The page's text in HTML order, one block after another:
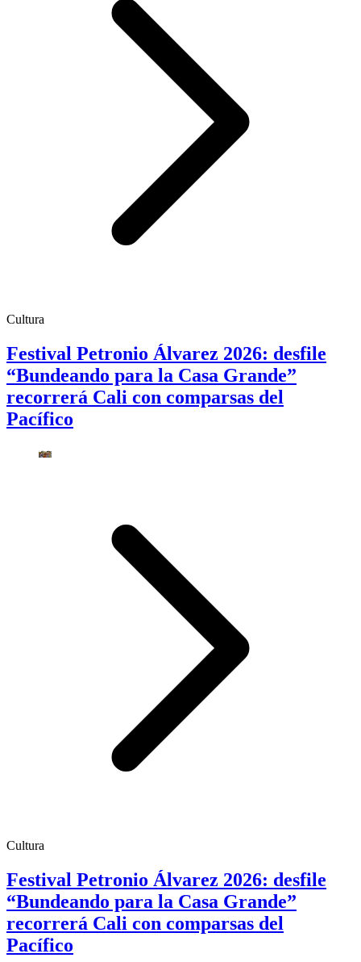
Cultura
Festival Petronio Álvarez 2026: desfile
“Bundeando para la Casa Grande”
recorrerá Cali con comparsas del
Pacífico
Cultura
Festival Petronio Álvarez 2026: desfile
“Bundeando para la Casa Grande”
recorrerá Cali con comparsas del
Pacífico